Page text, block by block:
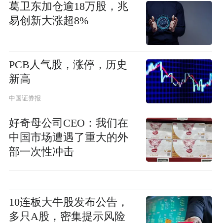
葛卫东加仓逾18万股，兆
易创新大涨超8%
PCB人气股，涨停，历史
新高
中国证券报
好奇母公司CEO：我们在
中国市场遭遇了重大的外
部一次性冲击
10连板大牛股发布公告，
多只A股，密集提示风险